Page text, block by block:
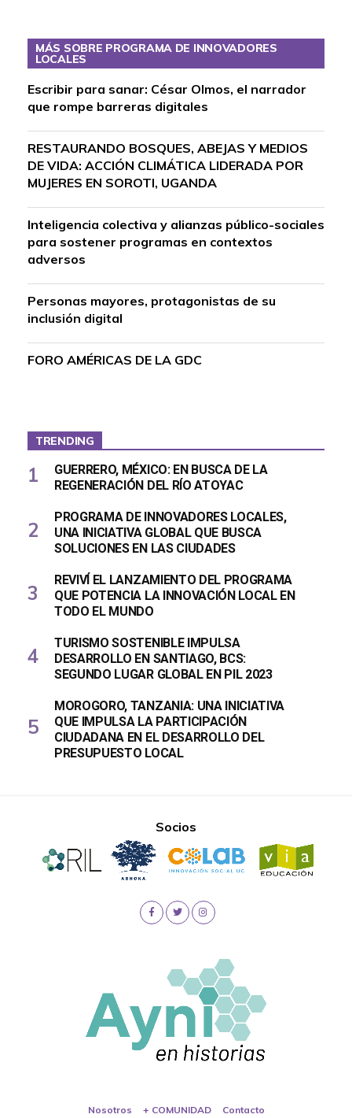
MÁS SOBRE PROGRAMA DE INNOVADORES
LOCALES
Escribir para sanar: César Olmos, el narrador
que rompe barreras digitales
RESTAURANDO BOSQUES, ABEJAS Y MEDIOS
DE VIDA: ACCIÓN CLIMÁTICA LIDERADA POR
MUJERES EN SOROTI, UGANDA
Inteligencia colectiva y alianzas público-sociales
para sostener programas en contextos
adversos
Personas mayores, protagonistas de su
inclusión digital
FORO AMÉRICAS DE LA GDC
TRENDING
GUERRERO, MÉXICO: EN BUSCA DE LA
REGENERACIÓN DEL RÍO ATOYAC
PROGRAMA DE INNOVADORES LOCALES,
UNA INICIATIVA GLOBAL QUE BUSCA
SOLUCIONES EN LAS CIUDADES
REVIVÍ EL LANZAMIENTO DEL PROGRAMA
QUE POTENCIA LA INNOVACIÓN LOCAL EN
TODO EL MUNDO
TURISMO SOSTENIBLE IMPULSA
DESARROLLO EN SANTIAGO, BCS:
SEGUNDO LUGAR GLOBAL EN PIL 2023
MOROGORO, TANZANIA: UNA INICIATIVA
QUE IMPULSA LA PARTICIPACIÓN
CIUDADANA EN EL DESARROLLO DEL
PRESUPUESTO LOCAL
Socios
Nosotros + COMUNIDAD Contacto